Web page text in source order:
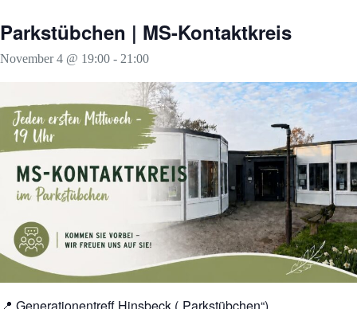
Parkstübchen | MS-Kontaktkreis
November 4 @ 19:00 - 21:00